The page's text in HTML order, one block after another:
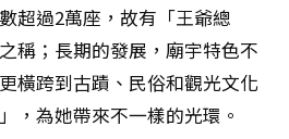
超過2萬座，故有「王爺總
稱；長期的發展，廟宇特色不
橫跨到古蹟、民俗和觀光文化
，為她帶來不一樣的光環。